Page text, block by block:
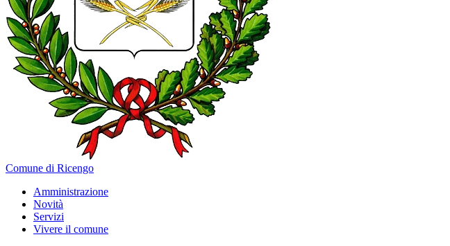
Comune di Ricengo
Amministrazione
Novità
Servizi
Vivere il comune